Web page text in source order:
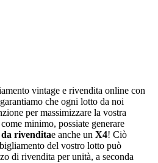
vintage e rivendita online con
che ogni lotto da noi
per massimizzare la vostra
minimo, possiate generare
rivenditae anche un X4! Ciò
del vostro lotto può
di rivendita per unità, a seconda